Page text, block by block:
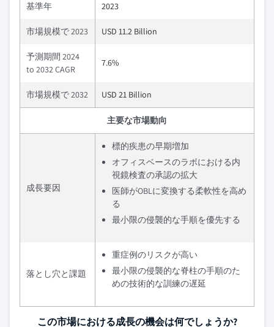
基準年 2023
市場規模で 2023 USD 11.2 Billion
予測期間 2024
to 2032 CAGR
7.6%
市場規模で 2032 USD 21 Billion
主要な市場動向
成長要因
標的疾患の早期増加
オフィスベースのラボにおける内
視鏡検査の承認の拡大
医師がOBLに変換する柔軟性を高め
る
最小限の侵襲的な手順を優先する
落とし穴と課題
重症例のリスクが高い
最小限の侵襲的な脊柱の手順のた
めの技術的な訓練の遅延
この市場における成長の機会は何でしょうか?